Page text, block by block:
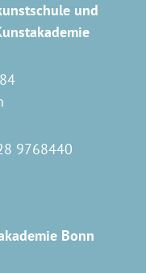
und
9768440
Bonn